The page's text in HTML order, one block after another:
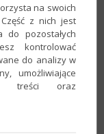
na swoich
z nich jest
pozostałych
kontrolować
do analizy w
umożliwiające
treści oraz